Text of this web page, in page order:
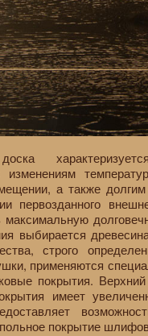
изменениям
а также
первозданного
максимальную
выбирается
строго
применяются
покрытия.
имеет
покрытие